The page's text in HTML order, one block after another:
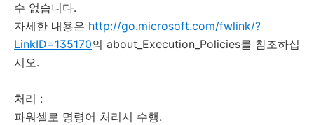
수 없습니다.
자세한 내용은 http://go.microsoft.com/fwlink/?
LinkID=135170의 about_Execution_Policies를 참조하십
시오.
처리 :
파워셀로 명령어 처리시 수행.